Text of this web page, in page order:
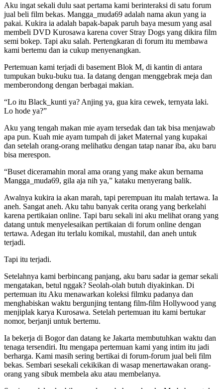
Aku ingat sekali dulu saat pertama kami berinteraksi di satu forum
jual beli film bekas. Mangga_muda69 adalah nama akun yang ia
pakai. Kukira ia adalah bapak-bapak paruh baya mesum yang asal
membeli DVD Kurosawa karena cover Stray Dogs yang dikira film
semi bokep. Tapi aku salah. Pertengkaran di forum itu membawa
kami bertemu dan ia cukup menyenangkan.
Pertemuan kami terjadi di basement Blok M, di kantin di antara
tumpukan buku-buku tua. Ia datang dengan menggebrak meja dan
memberondong dengan berbagai makian.
“Lo itu Black_kunti ya? Anjing ya, gua kira cewek, ternyata laki.
Lo hode ya?”
Aku yang tengah makan mie ayam tersedak dan tak bisa menjawab
apa pun. Kuah mie ayam tumpah di jaket Maternal yang kupakai
dan setelah orang-orang melihatku dengan tatap nanar iba, aku baru
bisa merespon.
“Buset diceramahin moral ama orang yang make akun bernama
Mangga_muda69, gila aja nih ya,” kataku menyerang balik.
Awalnya kukira ia akan marah, tapi perempuan itu malah tertawa. Ia
aneh. Sangat aneh. Aku tahu banyak cerita orang yang berkelahi
karena pertikaian online. Tapi baru sekali ini aku melihat orang yang
datang untuk menyelesaikan pertikaian di forum online dengan
tertawa. Adegan itu terlalu komikal, mustahil, dan aneh untuk
terjadi.
Tapi itu terjadi.
Setelahnya kami berbincang panjang, aku baru sadar ia gemar sekali
mengatakan, betul nggak? Seolah-olah butuh diyakinkan. Di
pertemuan itu Aku menawarkan koleksi filmku padanya dan
menghabiskan waktu bergunjing tentang film-film Hollywood yang
menjiplak karya Kurosawa. Setelah pertemuan itu kami bertukar
nomor, berjanji untuk bertemu.
Ia bekerja di Bogor dan datang ke Jakarta membutuhkan waktu dan
tenaga tersendiri. Itu mengapa pertemuan kami yang intim itu jadi
berharga. Kami masih sering bertikai di forum-forum jual beli film
bekas. Sembari sesekali cekikikan di wasap menertawakan orang-
orang yang sibuk membela aku atau membelanya.